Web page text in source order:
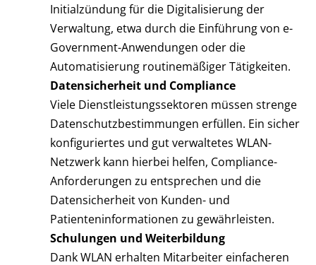
Initialzündung für die Digitalisierung der
Verwaltung, etwa durch die Einführung von e-
Government-Anwendungen oder die
Automatisierung routinemäßiger Tätigkeiten.
Datensicherheit und Compliance
Viele Dienstleistungssektoren müssen strenge
Datenschutzbestimmungen erfüllen. Ein sicher
konfiguriertes und gut verwaltetes WLAN-
Netzwerk kann hierbei helfen, Compliance-
Anforderungen zu entsprechen und die
Datensicherheit von Kunden- und
Patienteninformationen zu gewährleisten.
Schulungen und Weiterbildung
Dank WLAN erhalten Mitarbeiter einfacheren